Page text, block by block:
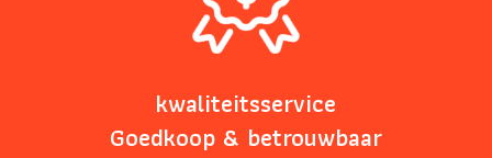
kwaliteitsservice
Goedkoop & betrouwbaar